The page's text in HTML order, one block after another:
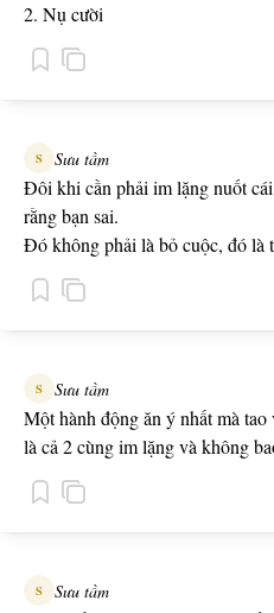
2. Nụ cười
S Sưu tầm
Đôi khi cần phải im lặng nuốt
rằng bạn sai.
Đó không phải là bỏ cuộc, đó là
S Sưu tầm
Một hành động ăn ý nhất mà
là cả 2 cùng im lặng và không
S Sưu tầm